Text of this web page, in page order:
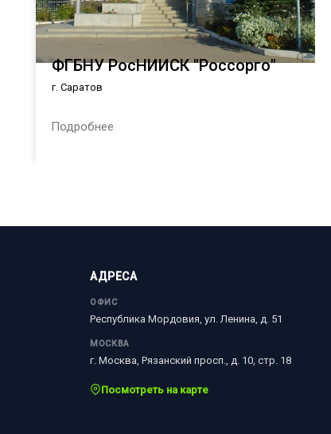
ФГБНУ РосНИИСК "Россорго"
г. Саратов
Подробнее
АДРЕСА
ОФИС
Республика Мордовия, ул. Ленина, д. 51
МОСКВА
г. Москва, Рязанский просп., д. 10, стр. 18
Посмотреть на карте